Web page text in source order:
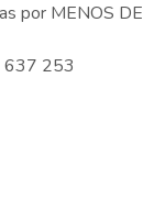
por MENOS DE
253